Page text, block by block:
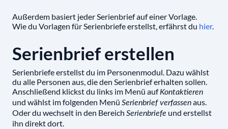
Außerdem basiert jeder Serienbrief auf einer Vorlage.
Wie du Vorlagen für Serienbriefe erstellst, erfährst du hier.
Serienbrief erstellen
Serienbriefe erstellst du im Personenmodul. Dazu wählst
du alle Personen aus, die den Serienbrief erhalten sollen.
Anschließend klickst du links im Menü aufKontaktieren
und wählst im folgenden Menü Serienbrief verfassenaus.
Oder du wechselt in den Bereich Serienbriefe und erstellst
ihn direkt dort.